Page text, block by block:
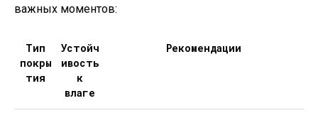
важных моментов:
Тип
покры
тия
Устойч
ивость
к
влаге
Рекомендации